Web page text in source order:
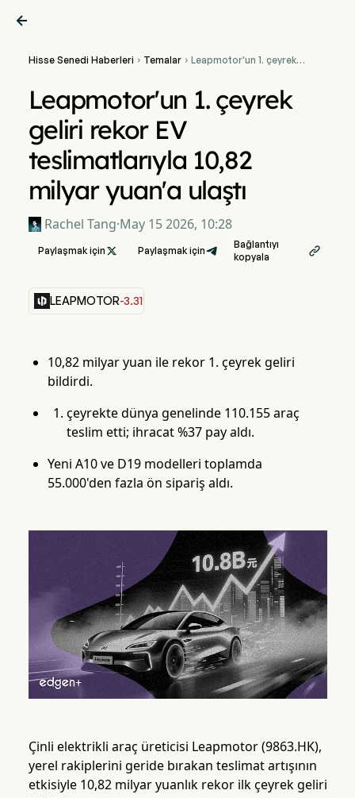

Hisse Senedi Haberleri  Temalar Leapmotor'un 1. çeyrek
yuan'a ulaştı
Leapmotor'un 1. çeyrek
geliri rekor EV
teslimatlarıyla 10,82
milyar yuan'a ulaştı
Rachel Tang·May 15 2026, 10:28
Paylaşmak için  Paylaşmak için
Bağlantıyı
kopyala

LEAPMOTOR-3.31%
10,82 milyar yuan ile rekor 1. çeyrek geliri
bildirdi.
çeyrekte dünya genelinde 110.155 araç
teslim etti; ihracat %37 pay aldı.
Yeni A10 ve D19 modelleri toplamda
55.000'den fazla ön sipariş aldı.
Çinli elektrikli araç üreticisi Leapmotor (9863.HK),
yerel rakiplerini geride bırakan teslimat artışının
etkisiyle 10,82 milyar yuanlık rekor ilk çeyrek geliri